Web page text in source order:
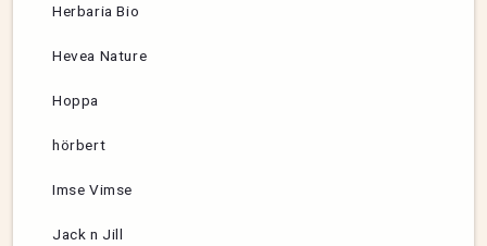
Herbaria Bio
Hevea Nature
Hoppa
hörbert
Imse Vimse
Jack n Jill